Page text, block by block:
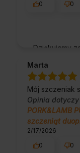
Dziękujemy
klienta i
wysiłki -
nadzieję - do
0
0
Marta
Mój szczeniak
Opinia
PORK&LAMB
szczeniąt
2/17/2026
0
0